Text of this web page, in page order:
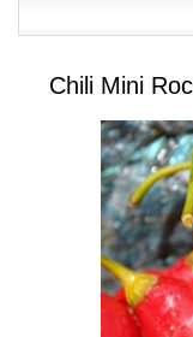
Chili Mini